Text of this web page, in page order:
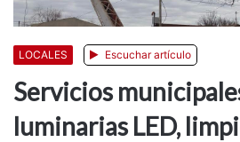
LOCALES Escuchar artículo
Servicios
luminarias LED,